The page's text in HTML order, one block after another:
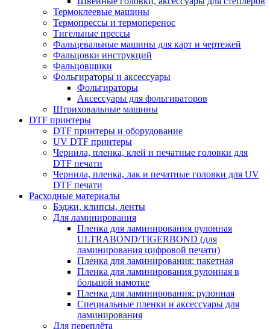
Термоклеевые машины
Термопрессы и термоперенос
Тигельные прессы
Фальцевальные машины для карт и чертежей
Фальцовки инструкций
Фальцовщики
Фольгираторы и аксессуары
Фольгираторы
Аксессуары для фольгираторов
Штриховальные машины
DTF принтеры
DTF принтеры и оборудование
UV DTF принтеры
Чернила, пленка, клей и печатные головки для
DTF печати
Чернила, пленка, лак и печатные головки для UV
DTF печати
Расходные материалы
Бэджи, клипсы, ленты
Для ламинирования
Пленка для ламинирования рулонная
ULTRABOND/TIGERBOND (для
ламинирования цифровой печати)
Пленка для ламинирования: пакетная
Пленка для ламинирования рулонная в
большой намотке
Пленка для ламинирования: рулонная
Специальные пленки и аксессуары для
ламинирования
Для переплёта